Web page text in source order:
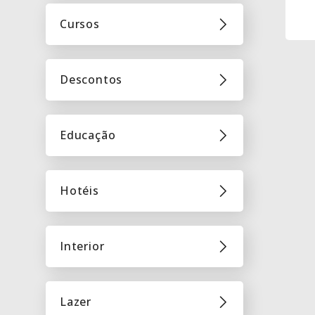
Cursos
Descontos
Educação
Hotéis
Interior
Lazer